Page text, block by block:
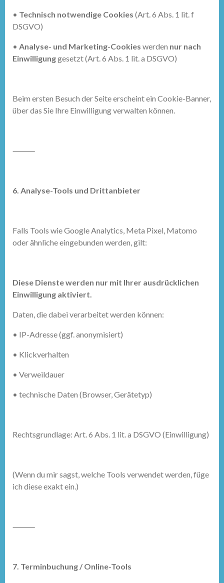
• Technisch notwendige Cookies (Art. 6 Abs. 1 lit. f
DSGVO)
• Analyse- und Marketing-Cookies werden nur nach
Einwilligunggesetzt (Art. 6 Abs. 1 lit. a DSGVO)
Beim ersten Besuch der Seite erscheint ein Cookie-Banner,
über das Sie Ihre Einwilligung verwalten können.
⸻
6. Analyse-Tools und Drittanbieter
Falls Tools wie Google Analytics, Meta Pixel, Matomo
oder ähnliche eingebunden werden, gilt:
Diese Dienste werden nur mit Ihrer ausdrücklichen
Einwilligung aktiviert.
Daten, die dabei verarbeitet werden können:
• IP-Adresse (ggf. anonymisiert)
• Klickverhalten
• Verweildauer
• technische Daten (Browser, Gerätetyp)
Rechtsgrundlage: Art. 6 Abs. 1 lit. a DSGVO (Einwilligung)
(Wenn du mir sagst, welche Tools verwendet werden, füge
ich diese exakt ein.)
⸻
7. Terminbuchung / Online-Tools